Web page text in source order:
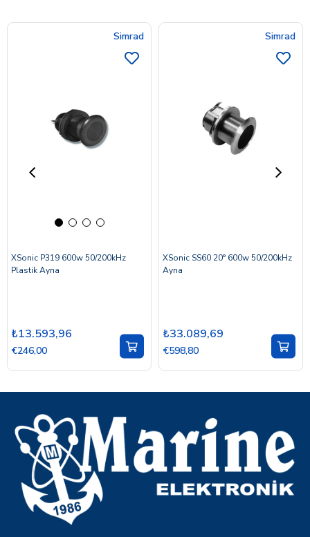
Simrad
XSonic P319 600w 50/200kHz
Plastik Ayna
₺13.593,96
€246,00
Simrad
XSonic SS60 20° 600w 50/200kHz
Ayna
₺33.089,69
€598,80